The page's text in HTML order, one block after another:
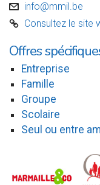
v info@mmil.be
C Consultez le site
Offres
Entreprise
Famille
Groupe
Scolaire
Seul ou entre